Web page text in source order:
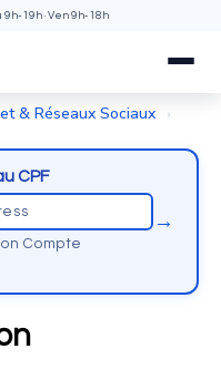
19h · Ven 9h-18h
& Réseaux Sociaux ›
CPF
Compte
→